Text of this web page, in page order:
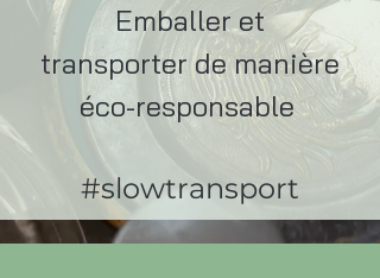
Emballer et
transporter de manière
éco-responsable
#slowtransport